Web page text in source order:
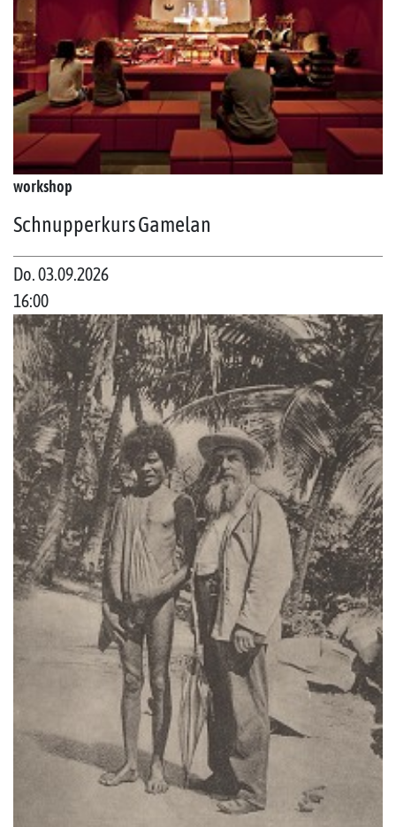
workshop
Schnupperkurs Gamelan
Do. 03.09.2026
16:00